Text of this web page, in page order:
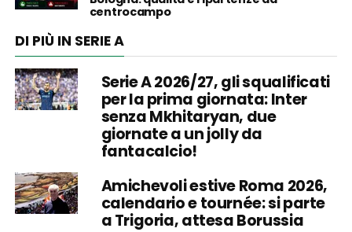
centrocampo
DI PIÙ IN SERIE A
Serie A 2026/27, gli squalificati
per la prima giornata: Inter
senza Mkhitaryan, due
giornate a un jolly da
fantacalcio!
Amichevoli estive Roma 2026,
calendario e tournée: si parte
a Trigoria, attesa Borussia